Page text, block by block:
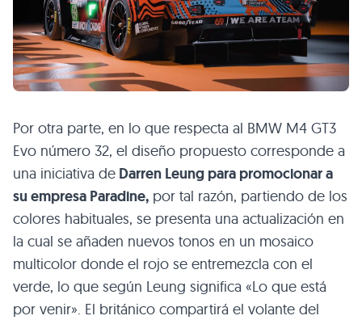
Por otra parte, en lo que respecta al BMW M4 GT3
Evo número 32, el diseño propuesto corresponde a
una iniciativa de Darren Leung para promocionar a
su empresa Paradine, por tal razón, partiendo de los
colores habituales, se presenta una actualización en
la cual se añaden nuevos tonos en un mosaico
multicolor donde el rojo se entremezcla con el
verde, lo que según Leung significa «Lo que está
por venir». El británico compartirá el volante del